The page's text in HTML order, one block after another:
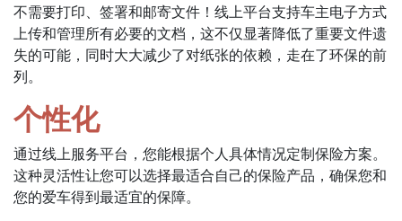
不需要打印、签署和邮寄文件！线上平台支持车主电子方式
上传和管理所有必要的文档，这不仅显著降低了重要文件遗
失的可能，同时大大减少了对纸张的依赖，走在了环保的前
列。
个性化
通过线上服务平台，您能根据个人具体情况定制保险方案。
这种灵活性让您可以选择最适合自己的保险产品，确保您和
您的爱车得到最适宜的保障。